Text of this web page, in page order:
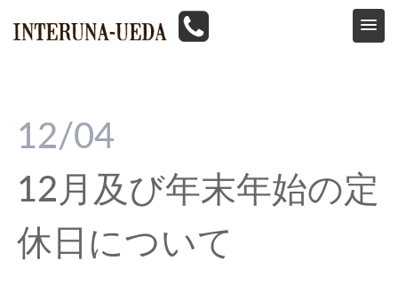
HOME>news>
12月及び年末年始の定休日について
12/04
12月及び年末年始の定
休日について